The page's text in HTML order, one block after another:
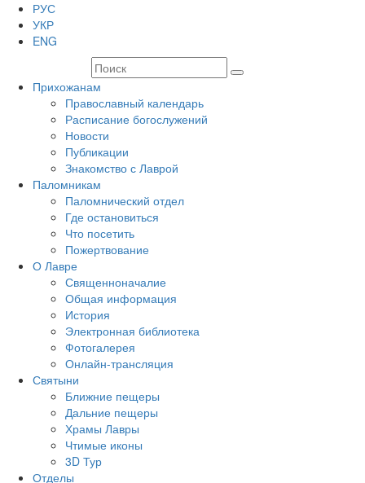
РУС
УКР
ENG
Прихожанам
Православный календарь
Расписание богослужений
Новости
Публикации
Знакомство с Лаврой
Паломникам
Паломнический отдел
Где остановиться
Что посетить
Пожертвование
О Лавре
Священноначалие
Общая информация
История
Электронная библиотека
Фотогалерея
Онлайн-трансляция
Святыни
Ближние пещеры
Дальние пещеры
Храмы Лавры
Чтимые иконы
3D Тур
Отделы